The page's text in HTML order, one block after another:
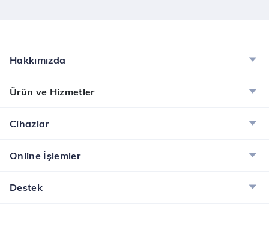
İncele
internet kazanın.
İncele
Hakkımızda
Ürün ve Hizmetler
Cihazlar
Online İşlemler
Destek